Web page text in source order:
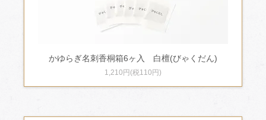
かゆらぎ名刺香桐箱6ヶ入 白檀(びゃくだん)
1,210円(税110円)